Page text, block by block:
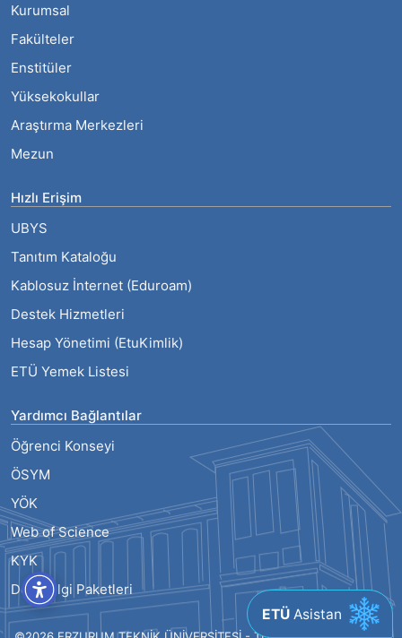
ETÜ Asistan
Kurumsal
Fakülteler
Enstitüler
Yüksekokullar
Araştırma Merkezleri
Mezun
Hızlı Erişim
UBYS
Tanıtım Kataloğu
Kablosuz İnternet (Eduroam)
Destek Hizmetleri
Hesap Yönetimi (EtuKimlik)
ETÜ Yemek Listesi
Yardımcı Bağlantılar
Öğrenci Konseyi
ÖSYM
YÖK
Web of Science
KYK
Ders Bilgi Paketleri